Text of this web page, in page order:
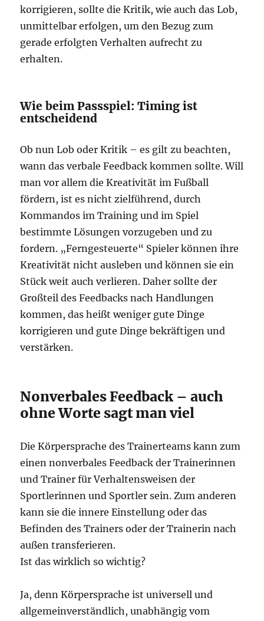
korrigieren, sollte die Kritik, wie auch das Lob,
unmittelbar erfolgen, um den Bezug zum
gerade erfolgten Verhalten aufrecht zu
erhalten.
Wie beim Passspiel: Timing ist
entscheidend
Ob nun Lob oder Kritik – es gilt zu beachten,
wann das verbale Feedback kommen sollte. Will
man vor allem die Kreativität im Fußball
fördern, ist es nicht zielführend, durch
Kommandos im Training und im Spiel
bestimmte Lösungen vorzugeben und zu
fordern. „Ferngesteuerte“ Spieler können ihre
Kreativität nicht ausleben und können sie ein
Stück weit auch verlieren. Daher sollte der
Großteil des Feedbacks nach Handlungen
kommen, das heißt weniger gute Dinge
korrigieren und gute Dinge bekräftigen und
verstärken.
Nonverbales Feedback – auch
ohne Worte sagt man viel
Die Körpersprache des Trainerteams kann zum
einen nonverbales Feedback der Trainerinnen
und Trainer für Verhaltensweisen der
Sportlerinnen und Sportler sein. Zum anderen
kann sie die innere Einstellung oder das
Befinden des Trainers oder der Trainerin nach
außen transferieren.
Ist das wirklich so wichtig?
Ja, denn Körpersprache ist universell und
allgemeinverständlich, unabhängig vom